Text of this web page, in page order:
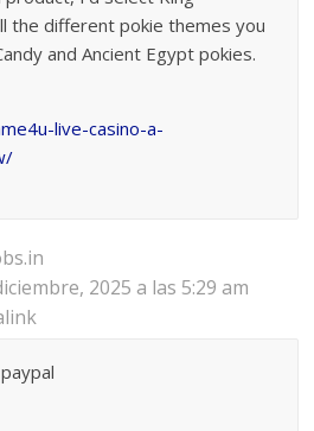
the different pokie themes you
and Ancient Egypt pokies.
live-casino-a-
2025 a las 5:29 am